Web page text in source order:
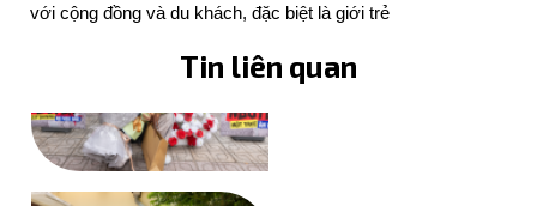
với cộng đồng và du khách, đặc biệt là giới trẻ
Tin liên quansupport đầy tình cảm từ